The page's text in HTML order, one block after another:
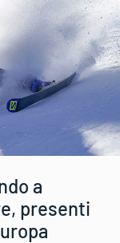
a
presenti